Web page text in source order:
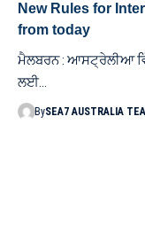
New Rules for
from today
ਮੈਲਬਰਨ : ਆਸਟ੍ਰੇਲੀਆ
ਲਈ…
BySEA7 AUSTRALIA